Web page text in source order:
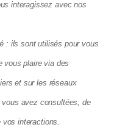
au capital de 72
Paris (75010),
(ACPR), sous le
interagissez avec nos
: ils sont utilisés pour vous
vous plaire via des
et sur les réseaux
avez consultées, de
interactions.